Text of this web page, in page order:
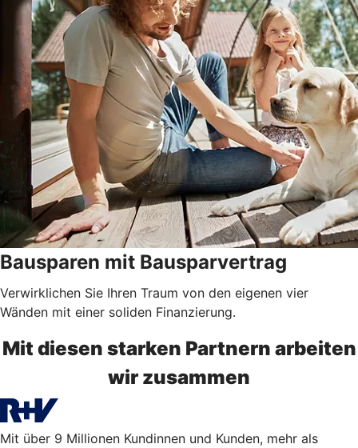
Bausparen mit Bausparvertrag
Verwirklichen Sie Ihren Traum von den eigenen vier
Wänden mit einer soliden Finanzierung.
Mit diesen starken Partnern arbeiten
wir zusammen
Mit über 9 Millionen Kundinnen und Kunden, mehr als